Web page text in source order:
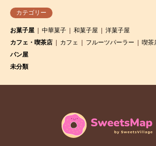
カテゴリー
お菓子屋 中華菓子 和菓子屋
洋菓子屋
カフェ・喫茶店
カフェ フルーツパーラー
喫茶
パン屋
未分類